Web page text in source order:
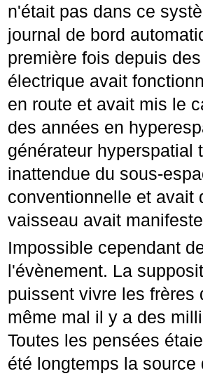
n'était pas dans ce
journal de bord
première fois depuis
électrique avait
en route et avait mis le
des années en
générateur hyperspatial
inattendue du sous-
conventionnelle et avait
vaisseau avait
Impossible cependant
l'évènement. La
puissent vivre les frères
même mal il y a des
Toutes les pensées
été longtemps la